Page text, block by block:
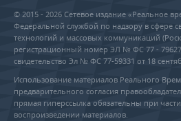
© 2015 - 2026 Сетевое издание «Реальное
Федеральной службой по надзору в сфере
технологий и массовых коммуникаций
регистрационный номер ЭЛ № ФС 77 - 79627
свидетельство Эл № ФС 77-59331 от 18
Использование материалов Реального
предварительного согласия
прямая гиперссылка обязательны при
воспроизведении материалов.